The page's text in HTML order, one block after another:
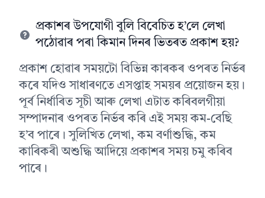
প্ৰকাশৰ উপযোগী বুলি বিবেচিত হ’লে লেখা
পঠোৱাৰ পৰা কিমান দিনৰ ভিতৰত প্ৰকাশ হয়?
প্ৰকাশ হোৱাৰ সময়টো বিভিন্ন কাৰকৰ ওপৰত নিৰ্ভৰ
কৰে যদিও সাধাৰণতে এসপ্তাহ সময়ৰ প্ৰয়োজন হয়।
পূৰ্ব নিৰ্ধাৰিত সূচী আৰু লেখা এটাত কৰিবলগীয়া
সম্পাদনাৰ ওপৰত নিৰ্ভৰ কৰি এই সময় কম-বেছি
হ’ব পাৰে। সুলিখিত লেখা, কম বৰ্ণাশুদ্ধি, কম
কাৰিকৰী অশুদ্ধি আদিয়ে প্ৰকাশৰ সময় চমু কৰিব
পাৰে।